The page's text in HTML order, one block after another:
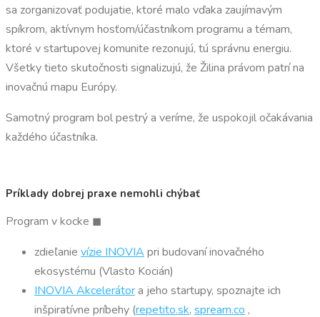
sa zorganizovať podujatie, ktoré malo vďaka zaujímavým
spíkrom, aktívnym hosťom/účastníkom programu a témam,
ktoré v startupovej komunite rezonujú, tú správnu energiu.
Všetky tieto skutočnosti signalizujú, že Žilina právom patrí na
inovačnú mapu Európy.
Samotný program bol pestrý a veríme, že uspokojil očakávania
každého účastníka.
Príklady dobrej praxe nemohli chýbať
Program v kocke ◼
zdieľanie vízie INOVIA pri budovaní inovačného
ekosystému (Vlasto Kocián)
INOVIA Akcelerátora jeho startupy, spoznajte ich
inšpiratívne príbehy (repetito.sk, spream.co ,